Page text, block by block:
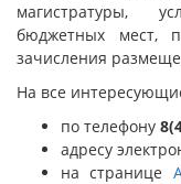
магистратуры,
бюджетных мест,
зачисления
На все
по телефону
адресу
на странице